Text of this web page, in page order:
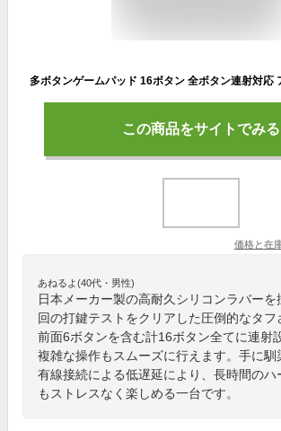
この商品をサイトでみる
価格と在
あねるよ(40代・男性)
日本メーカー製の高耐久シリコンラバー
回の打鍵テストをクリアした圧倒的なタフ
前面6ボタンを含む計16ボタン全てに連射
複雑な操作もスムーズに行えます。手に馴
有線接続による低遅延により、長時間のハ
もストレスなく楽しめる一台です。